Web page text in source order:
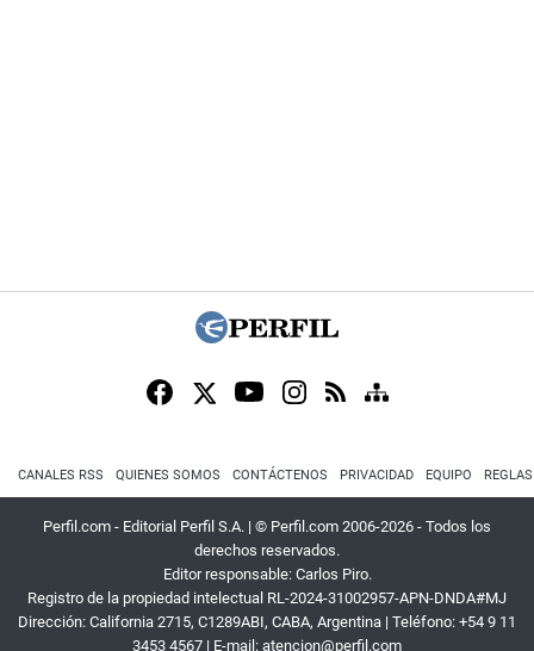
CANALES RSS QUIENES SOMOS CONTÁCTENOS PRIVACIDAD EQUIPO
Perfil.com - Editorial Perfil S.A. | © Perfil.com 2006-2026 - Todos los
derechos reservados.
Editor responsable: Carlos Piro.
Registro de la propiedad intelectual RL-2024-31002957-APN-DNDA#MJ
Dirección: California 2715, C1289ABI, CABA, Argentina | Teléfono: +54 9 11
3453 4567 | E-mail: atencion@perfil.com